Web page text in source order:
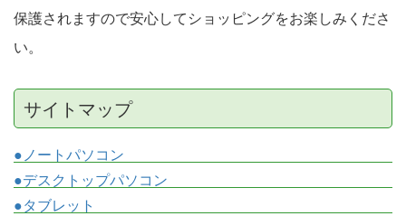
保護されますので安心してショッピングをお楽しみくださ
い。
サイトマップ
●ノートパソコン
●デスクトップパソコン
●タブレット